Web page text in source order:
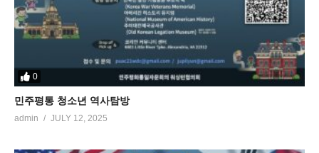
0
민주평통 청소년 역사탐방
admin JULY 12, 2025